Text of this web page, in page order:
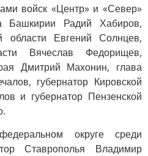
войск «Центр» и «Север»
Башкирии Радий Хабиров,
области Евгений Солнцев,
Вячеслав Федорищев,
Дмитрий Махонин, глава
губернатор Кировской
и губернатор Пензенской
округе среди
Ставрополья Владимир